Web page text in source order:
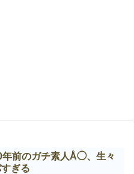
年前のガチ素人Å◯、生々
ぎる